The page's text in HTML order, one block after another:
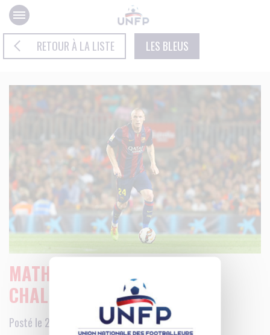
Panneau de gestion des cookies
RETOUR À LA LISTE LES BLEUS
MATHIEU: SON DERNIER
CHALLENGE EN BLEU…
Posté le 23.10.2014 à 07h10